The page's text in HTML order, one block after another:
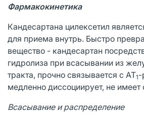
Фармакокинетика
Кандесартана цилексетил
для приема внутрь. Быстро
вещество - кандесартан
гидролиза при всасывании из
тракта, прочно связывается с АТ1-
медленно диссоциирует, не имеет
Всасывание и распределение